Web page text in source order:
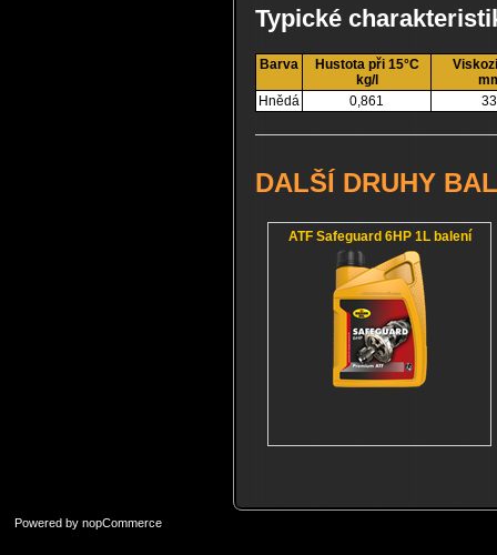
Typické
Barva
Hustota při 15°C
kg/l
Hnědá
0,861
DALŠÍ DRUHY
ATF Safeguard 6HP 1L balení
Powered by nopCommerce